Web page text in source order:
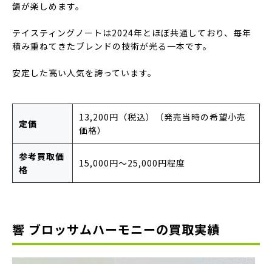
韻が楽しめます。
テイスティングノートは2024年とほぼ共通しており、毎年
積み重ねてきたブレンドの技術が光る一本です。
安定した高い人気を誇っています。
定価
13,200円（税込）（発売当時の希望小売
価格）
参考買取価
格
15,000円〜25,000円程度
響 ブロッサムハーモニーの買取実績